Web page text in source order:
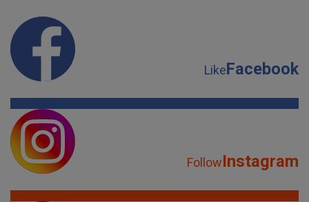
LikeFacebook
FollowInstagram